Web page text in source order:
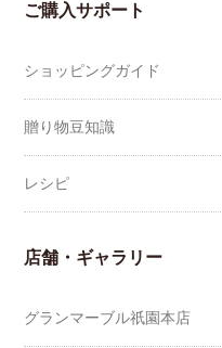
ご購入サポート
ショッピングガイド
贈り物豆知識
レシピ
店舗・ギャラリー
グランマーブル祇園本店